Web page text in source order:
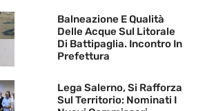
Balneazione E Qualità
Delle Acque Sul Litorale
Di Battipaglia. Incontro In
Prefettura
Lega Salerno, Si Rafforza
Sul Territorio: Nominati I